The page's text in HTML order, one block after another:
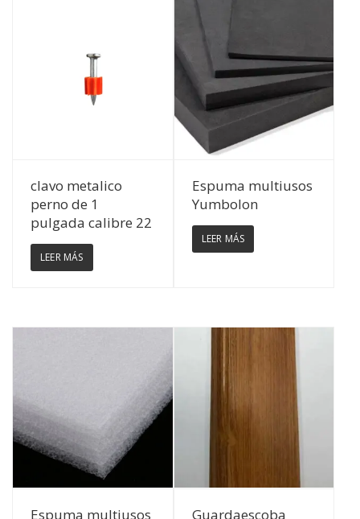
Ver Detalles
clavo metalico
perno de 1
pulgada calibre 22
LEER MÁS
Ver Detalles
Espuma multiusos
Yumbolon
LEER MÁS
Ver Detalles
Espuma multiusos
Ver Detalles
Guardaescoba